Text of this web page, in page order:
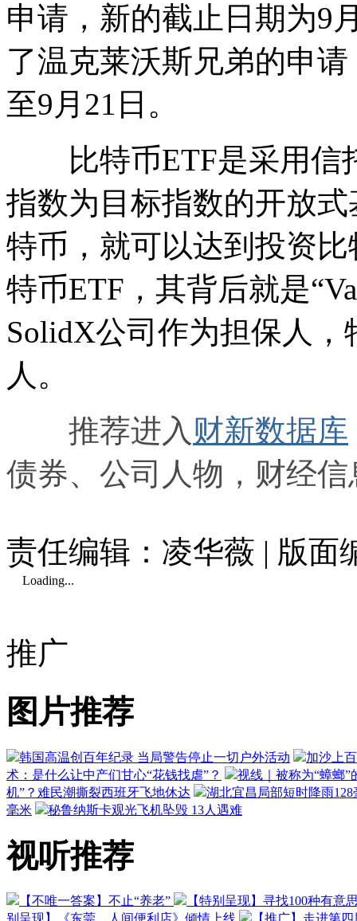
申请，新的截止日期为9
了温克莱沃斯兄弟的申
至9月21日。
比特币ETF是采用信
指数为目标指数的开放
特币，就可以达到投资
特币ETF，其背后就是
SolidX公司作为担保人
人。
推荐进入 财新数据库
债券、公司人物，财经
责任编辑：凌华薇 | 版面
Loading...
推广
图片推荐
韩国高温创百年纪录 当局警告停止一切户外活动
加沙上
术：是什么让中产们甘心“花钱找虐”？
视线｜被称为“蟑螂
机”？难民潮撕裂西班牙飞地休达
湖北宜昌局部短时降雨
毫米
秘鲁纳斯卡观光飞机坠毁 13人遇难
视听推荐
【不唯一答案】不止“养老”
【特别呈现】寻找100种有意